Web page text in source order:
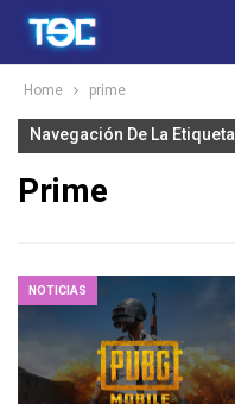
Home prime
Navegación De La Etiqueta
Prime
NOTICIAS